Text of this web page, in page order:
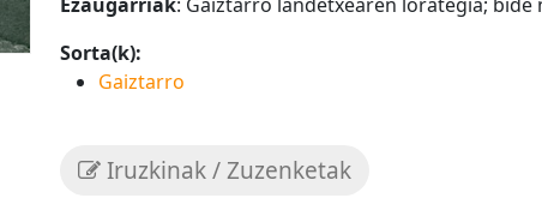
Sorta(k):
Gaiztarro
Iruzkinak / Zuzenketak